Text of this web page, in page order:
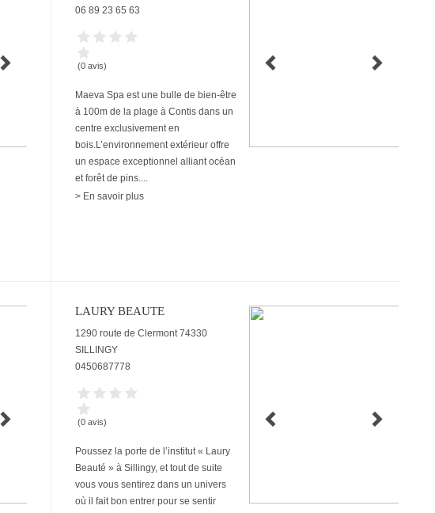
06 89 23 65 63
(0 avis)
Maeva Spa est une bulle de bien-être
à 100m de la plage à Contis dans un
centre exclusivement en
bois.L’environnement extérieur offre
un espace exceptionnel alliant océan
et forêt de pins....
> En savoir plus
LAURY BEAUTE
1290 route de Clermont 74330
SILLINGY
0450687778
(0 avis)
Poussez la porte de l’institut « Laury
Beauté » à Sillingy, et tout de suite
vous vous sentirez dans un univers
où il fait bon entrer pour se sentir